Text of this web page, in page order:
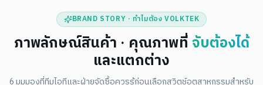
BRAND STORY · ทำไมต้อง VOLKTEK
ภาพลักษณ์สินค้า · คุณภาพที่ จับต้องได้
และแตกต่าง
6 มุมมองที่ทีมไอทีและฝ่ายจัดซื้อควรรู้ก่อนเลือกสวิตช์อุตสาหกรรมสำหรับ